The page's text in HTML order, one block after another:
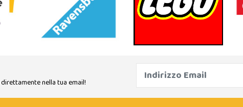
direttamente nella tua email!